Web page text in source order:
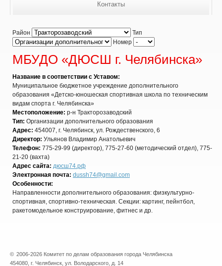
Контакты
Район
Тип
Номер
МБУДО «ДЮСШ г. Челябинска»
Название в соответствии с Уставом:
Муниципальное бюджетное учреждение дополнительного
образования «Детско-юношеская спортивная школа по техническим
видам спорта г. Челябинска»
Местоположение: р-н Тракторозаводский
Тип: Организации дополнительного образования
Адрес: 454007, г. Челябинск, ул. Рождественского, 6
Директор: Ульянов Владимир Анатольевич
Телефон: 775-29-99 (директор), 775-27-60 (методический отдел), 775-
21-20 (вахта)
Адрес сайта: дюсш74.рф
Электронная почта: dussh74@gmail.com
Особенности:
Направленности дополнительного образования: физкультурно-
спортивная, спортивно-техническая. Секции: картинг, пейнтбол,
ракетомодельное конструирование, фитнес и др.
© 2006-2026 Комитет по делам образования города Челябинска
454080, г. Челябинск, ул. Володарского, д. 14